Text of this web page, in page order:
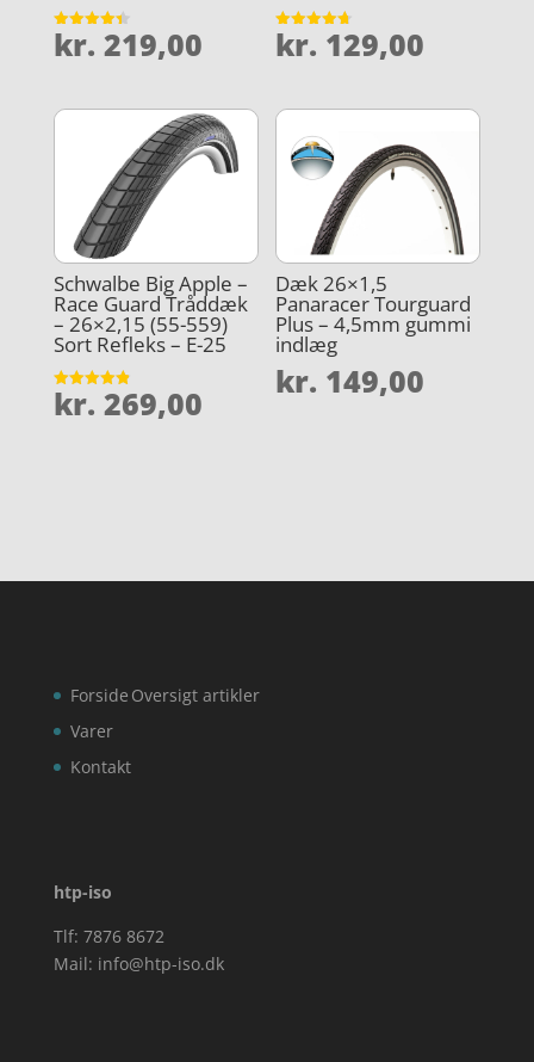
Vurderet
4.4
kr. 219,00
Vurderet
4.7
kr. 129,00
Schwalbe Big Apple –
Race Guard Tråddæk
– 26×2,15 (55-559)
Sort Refleks – E-25
Vurderet
4.9
kr. 269,00
Dæk 26×1,5
Panaracer Tourguard
Plus – 4,5mm gummi
indlæg
kr. 149,00
Forside
Varer
Kontakt
Oversigt artikler
htp-iso
Tlf: 7876 8672
Mail: info@htp-iso.dk